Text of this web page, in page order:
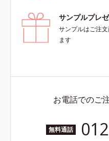
サンプルプレ
サンプルはご注
ます
お電話でのご
無料通話